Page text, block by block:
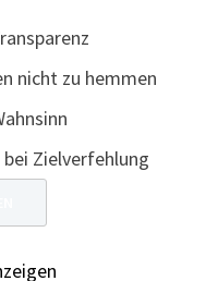
nicht zu hemmen
Zielverfehlung